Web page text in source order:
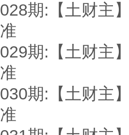
028期:【土财主
准
029期:【土财主
准
030期:【土财主
准